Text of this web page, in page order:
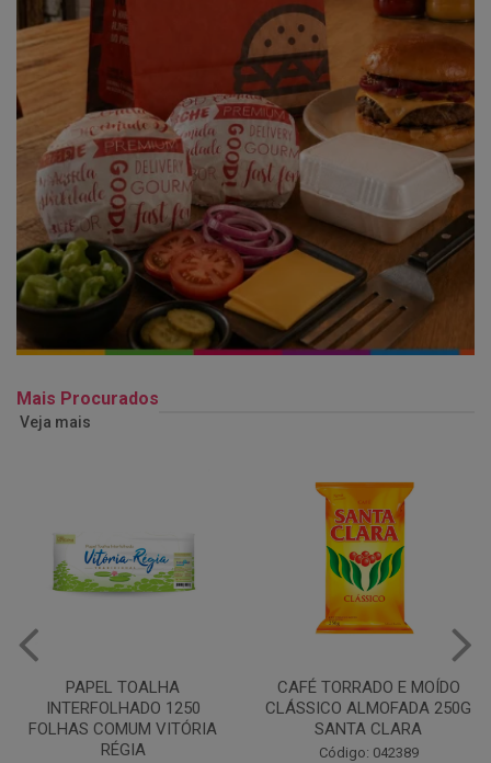
Mais Procurados
Veja mais
CAFÉ TORRADO E MOÍDO
CLÁSSICO ALMOFADA 250G
SANTA CLARA
Código: 042389
Copo Plástico Branco 180ml
Pacote c/100 - Cristalcopo
Código: 031413